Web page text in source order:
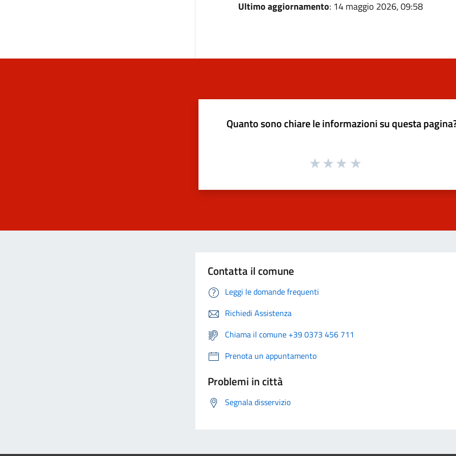
Ultimo aggiornamento: 14 maggio 2026, 09:58
Quanto sono chiare le informazioni su questa
Contatta il comune
Leggi le domande frequenti
Richiedi Assistenza
Chiama il comune +39 0373 456 711
Prenota un appuntamento
Problemi in città
Segnala disservizio